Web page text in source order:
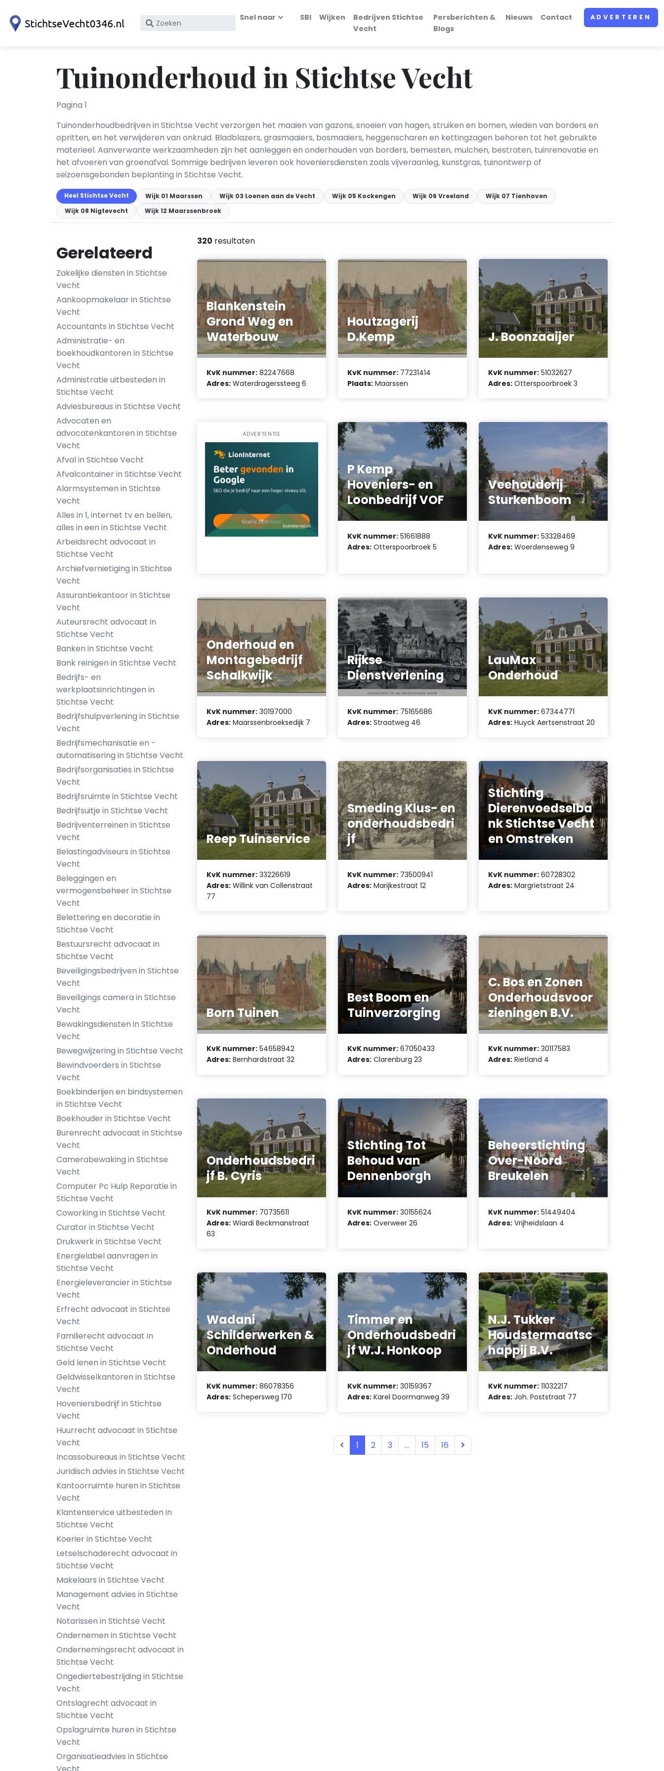
Zoek
KvK
nummer
Snel naar SBI Wijken
Bedrijven Stichtse
Vecht
Persberichten &
Blogs
Nieuws Contact ADVERTEREN
Tuinonderhoud in Stichtse Vecht
Pagina 1
Tuinonderhoudbedrijven in Stichtse Vecht verzorgen het maaien van gazons, snoeien van hagen, struiken en bomen, wieden van borders en
opritten, en het verwijderen van onkruid. Bladblazers, grasmaaiers, bosmaaiers, heggenscharen en kettingzagen behoren tot het gebruikte
materieel. Aanverwante werkzaamheden zijn het aanleggen en onderhouden van borders, bemesten, mulchen, bestraten, tuinrenovatie en
het afvoeren van groenafval. Sommige bedrijven leveren ook hoveniersdiensten zoals vijveraanleg, kunstgras, tuinontwerp of
seizoensgebonden beplanting in Stichtse Vecht.
Heel Stichtse Vecht Wijk 01 Maarssen Wijk 03 Loenen aan de Vecht Wijk 05 Kockengen Wijk 06 Vreeland
Wijk 07 Tienhoven
Wijk 08 Nigtevecht
Wijk 12 Maarssenbroek
Gerelateerd
Zakelijke diensten in Stichtse
Vecht
Aankoopmakelaar in Stichtse
Vecht
Accountants in Stichtse Vecht
Administratie- en
boekhoudkantoren in Stichtse
Vecht
Administratie uitbesteden in
Stichtse Vecht
Adviesbureaus in Stichtse Vecht
Advocaten en
advocatenkantoren in Stichtse
Vecht
Afval in Stichtse Vecht
Afvalcontainer in Stichtse Vecht
Alarmsystemen in Stichtse
Vecht
Alles in 1, internet tv en bellen,
alles in een in Stichtse Vecht
Arbeidsrecht advocaat in
Stichtse Vecht
Archiefvernietiging in Stichtse
Vecht
Assurantiekantoor in Stichtse
Vecht
Auteursrecht advocaat in
Stichtse Vecht
Banken in Stichtse Vecht
Bank reinigen in Stichtse Vecht
Bedrijfs- en
werkplaatsinrichtingen in
Stichtse Vecht
Bedrijfshulpverlening in Stichtse
Vecht
Bedrijfsmechanisatie en -
automatisering in Stichtse Vecht
Bedrijfsorganisaties in Stichtse
Vecht
Bedrijfsruimte in Stichtse Vecht
Bedrijfsuitje in Stichtse Vecht
Bedrijventerreinen in Stichtse
Vecht
Belastingadviseurs in Stichtse
Vecht
Beleggingen en
vermogensbeheer in Stichtse
Vecht
Belettering en decoratie in
Stichtse Vecht
Bestuursrecht advocaat in
Stichtse Vecht
Beveiligingsbedrijven in Stichtse
Vecht
Beveiligings camera in Stichtse
Vecht
Bewakingsdiensten in Stichtse
Vecht
Bewegwijzering in Stichtse Vecht
Bewindvoerders in Stichtse
Vecht
Boekbinderijen en bindsystemen
in Stichtse Vecht
Boekhouder in Stichtse Vecht
Burenrecht advocaat in Stichtse
Vecht
Camerabewaking in Stichtse
Vecht
Computer Pc Hulp Reparatie in
Stichtse Vecht
Coworking in Stichtse Vecht
Curator in Stichtse Vecht
Drukwerk in Stichtse Vecht
Energielabel aanvragen in
Stichtse Vecht
Energieleverancier in Stichtse
Vecht
Erfrecht advocaat in Stichtse
Vecht
Familierecht advocaat in
Stichtse Vecht
Geld lenen in Stichtse Vecht
Geldwisselkantoren in Stichtse
Vecht
Hoveniersbedrijf in Stichtse
Vecht
Huurrecht advocaat in Stichtse
Vecht
Incassobureaus in Stichtse Vecht
Juridisch advies in Stichtse Vecht
Kantoorruimte huren in Stichtse
Vecht
Klantenservice uitbesteden in
Stichtse Vecht
Koerier in Stichtse Vecht
Letselschaderecht advocaat in
Stichtse Vecht
Makelaars in Stichtse Vecht
Management advies in Stichtse
Vecht
Notarissen in Stichtse Vecht
Ondernemen in Stichtse Vecht
Ondernemingsrecht advocaat in
Stichtse Vecht
Ongediertebestrijding in Stichtse
Vecht
Ontslagrecht advocaat in
Stichtse Vecht
Opslagruimte huren in Stichtse
Vecht
Organisatieadvies in Stichtse
320 resultaten
Blankenstein
Grond Weg en
Waterbouw
KvK nummer: 82247668
Adres: Waterdragerssteeg 6
Houtzagerij
D.Kemp
KvK nummer: 77231414
Plaats: Maarssen
J. Boonzaaijer
KvK nummer: 51032627
Adres: Otterspoorbroek 3
ADVERTENTIE
P Kemp
Hoveniers- en
Loonbedrijf VOF
KvK nummer: 51661888
Adres: Otterspoorbroek 5
Veehouderij
Sturkenboom
KvK nummer: 53328469
Adres: Woerdenseweg 9
Onderhoud en
Montagebedrijf
Schalkwijk
KvK nummer: 30197000
Adres: Maarssenbroeksedijk 7
Rijkse
Dienstverlening
KvK nummer: 75165686
Adres: Straatweg 46
LauMax
Onderhoud
KvK nummer: 67344771
Adres: Huyck Aertsenstraat 20
Reep Tuinservice
KvK nummer: 33226619
Adres: Willink van Collenstraat
77
Smeding Klus- en
onderhoudsbedri
jf
KvK nummer: 73500941
Adres: Marijkestraat 12
Stichting
Dierenvoedselba
nk Stichtse Vecht
en Omstreken
KvK nummer: 60728302
Adres: Margrietstraat 24
Born Tuinen
KvK nummer: 54658942
Adres: Bernhardstraat 32
Best Boom en
Tuinverzorging
KvK nummer: 67050433
Adres: Clarenburg 23
C. Bos en Zonen
Onderhoudsvoor
zieningen B.V.
KvK nummer: 30117583
Adres: Rietland 4
Onderhoudsbedri
jf B. Cyris
KvK nummer: 70735611
Adres: Wiardi Beckmanstraat
63
Stichting Tot
Behoud van
Dennenborgh
KvK nummer: 30155624
Adres: Overweer 26
Beheerstichting
Over-Noord
Breukelen
KvK nummer: 51449404
Adres: Vrijheidslaan 4
Wadani
Schilderwerken &
Onderhoud
KvK nummer: 86078356
Adres: Schepersweg 170
Timmer en
Onderhoudsbedri
jf W.J. Honkoop
KvK nummer: 30159367
Adres: Karel Doormanweg 39
N.J. Tukker
Houdstermaatsc
happij B.V.
KvK nummer: 11032217
Adres: Joh. Poststraat 77
1 2 3 ... 15 16